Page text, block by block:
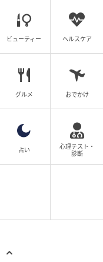
ビューティー ヘルスケア
グルメ おでかけ
占い
心理テスト・
診断